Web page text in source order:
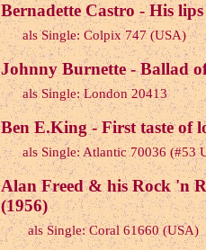
Bernadette Castro - His
als Single: Colpix 747 (USA)
Johnny Burnette - Ballad
als Single: London 20413
Ben E.King - First taste of
als Single: Atlantic 70036 (#53
Alan Freed & his Rock 'n
(1956)
als Single: Coral 61660 (USA)